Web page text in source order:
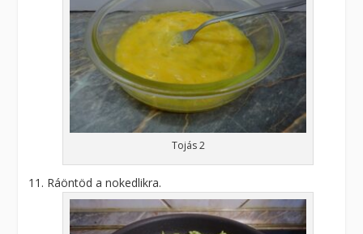
Tojás 2
Ráöntöd a nokedlikra.